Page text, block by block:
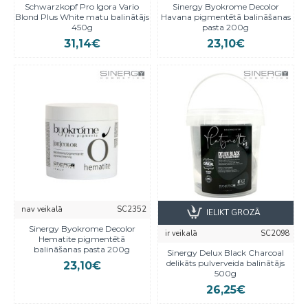
Schwarzkopf Pro Igora Vario
Blond Plus White matu balinātājs
450g
31,14€
Sinergy Byokrome Decolor
Havana pigmentētā balināšanas
pasta 200g
23,10€
nav veikalā
SC2352
Sinergy Byokrome Decolor
Hematite pigmentētā
balināšanas pasta 200g
23,10€
ir veikalā
SC2098
Sinergy Delux Black Charcoal
delikāts pulverveida balinātājs
500g
26,25€
IELIKT GROZĀ